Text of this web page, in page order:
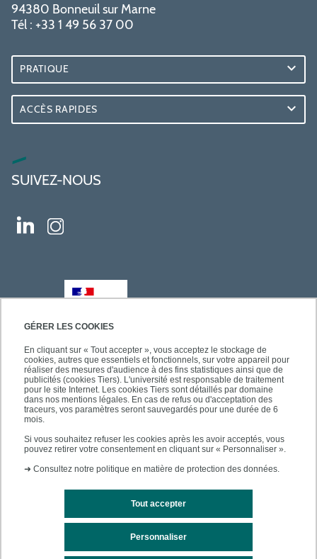
GÉRER LES COOKIES
En cliquant sur « Tout accepter », vous acceptez le stockage de
cookies, autres que essentiels et fonctionnels, sur votre appareil pour
réaliser des mesures d'audience à des fins statistiques ainsi que de
publicités (cookies Tiers). L'université est responsable de traitement
pour le site Internet. Les cookies Tiers sont détaillés par domaine
dans nos mentions légales. En cas de refus ou d'acceptation des
traceurs, vos paramètres seront sauvegardés pour une durée de 6
mois.
Si vous souhaitez refuser les cookies après les avoir acceptés, vous
pouvez retirer votre consentement en cliquant sur « Personnaliser ».
➜ Consultez notre politique en matière de protection des données.
Tout accepter
Personnaliser
94380 Bonneuil sur Marne
Tél : +33 1 49 56 37 00
PRATIQUE
ACCÈS RAPIDES
SUIVEZ-NOUS
Mentions légales Plan du site